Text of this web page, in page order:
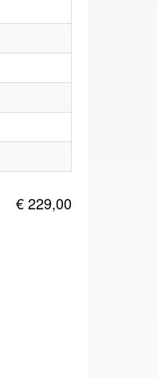
€ 229,00